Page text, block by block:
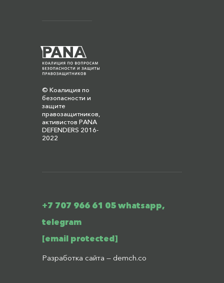
© Коалиция по
безопасности и
защите
правозащитников,
активистов PANA
DEFENDERS 2016-
2022
+7 707 966 61 05 whatsapp,
telegram
[email protected]
Разработка сайта — demch.co